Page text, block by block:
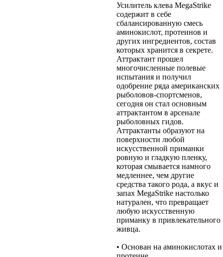
Усилитель клева MegaStrike
содержит в себе
сбалансированную смесь
аминокислот, протеинов и
других ингредиентов, состав
которых хранится в секрете.
Аттрактант прошел
многочисленные полевые
испытания и получил
одобрение ряда американских
рыболовов-спортсменов,
сегодня он стал основным
аттрактантом в арсенале
рыболовных гидов.
Аттрактанты образуют на
поверхности любой
искусственной приманки
ровную и гладкую пленку,
которая смывается намного
медленнее, чем другие
средства такого рода, а вкус и
запах MegaStrike настолько
натурален, что превращает
любую искусственную
приманку в привлекательного
живца.
• Основан на аминокислотах и